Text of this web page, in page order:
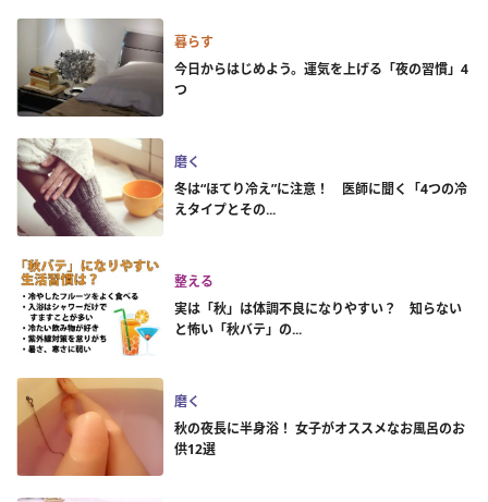
暮らす
今日からはじめよう。運気を上げる「夜の習慣」4
つ
磨く
冬は“ほてり冷え”に注意！ 医師に聞く「4つの冷
えタイプとその...
整える
実は「秋」は体調不良になりやすい？ 知らない
と怖い「秋バテ」の...
磨く
秋の夜長に半身浴！ 女子がオススメなお風呂のお
供12選